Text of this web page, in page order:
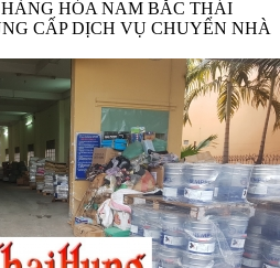
HÓA NAM BẮC THÁI
CẤP DỊCH VỤ CHUYỂN NHÀ